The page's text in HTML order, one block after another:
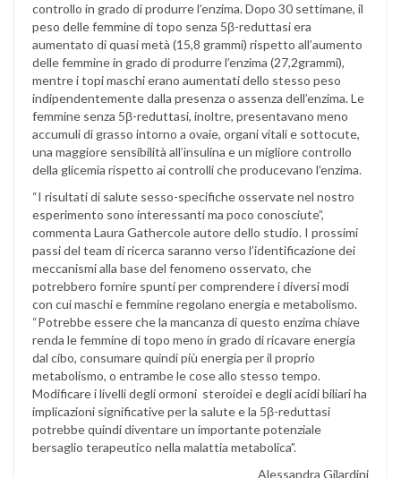
controllo in grado di produrre l’enzima. Dopo 30 settimane, il
peso delle femmine di topo senza 5β-reduttasi era
aumentato di quasi metà (15,8 grammi) rispetto all’aumento
delle femmine in grado di produrre l’enzima (27,2grammi),
mentre i topi maschi erano aumentati dello stesso peso
indipendentemente dalla presenza o assenza dell’enzima. Le
femmine senza 5β-reduttasi, inoltre, presentavano meno
accumuli di grasso intorno a ovaie, organi vitali e sottocute,
una maggiore sensibilità all’insulina e un migliore controllo
della glicemia rispetto ai controlli che producevano l’enzima.
“I risultati di salute sesso-specifiche osservate nel nostro
esperimento sono interessanti ma poco conosciute”,
commenta Laura Gathercole autore dello studio. I prossimi
passi del team di ricerca saranno verso l’identificazione dei
meccanismi alla base del fenomeno osservato, che
potrebbero fornire spunti per comprendere i diversi modi
con cui maschi e femmine regolano energia e metabolismo.
“Potrebbe essere che la mancanza di questo enzima chiave
renda le femmine di topo meno in grado di ricavare energia
dal cibo, consumare quindi più energia per il proprio
metabolismo, o entrambe le cose allo stesso tempo.
Modificare i livelli degli ormoni steroidei e degli acidi biliari ha
implicazioni significative per la salute e la 5β-reduttasi
potrebbe quindi diventare un importante potenziale
bersaglio terapeutico nella malattia metabolica”.
Alessandra Gilardini